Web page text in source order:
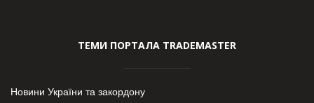
ТЕМИ ПОРТАЛА TRADEMASTER
Новини України та закордону